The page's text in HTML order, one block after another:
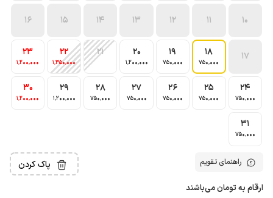
10
11
12
13
14
15
16
17
18
750٬000
19
750٬000
20
1٬200٬000
21
22
1٬350٬000
23
1٬200٬000
24
750٬000
25
750٬000
26
750٬000
27
750٬000
28
750٬000
29
1٬200٬000
30
1٬200٬000
31
750٬000
راهنمای تقویم پاک کردن
ارقام به تومان می‌باشند